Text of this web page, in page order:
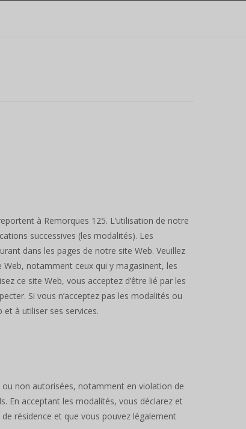
à Remorques 125. L’utilisation de notre
successives (les modalités). Les
dans les pages de notre site Web. Veuillez
notamment ceux qui y magasinent, les
ce site Web, vous acceptez d’être lié par les
Si vous n’acceptez pas les modalités ou
à utiliser ses services.
ou non autorisées, notamment en violation de
En acceptant les modalités, vous déclarez et
résidence et que vous pouvez légalement